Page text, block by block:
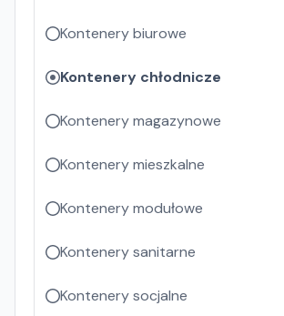
Kontenery biurowe
Kontenery chłodnicze
Kontenery magazynowe
Kontenery mieszkalne
Kontenery modułowe
Kontenery sanitarne
Kontenery socjalne